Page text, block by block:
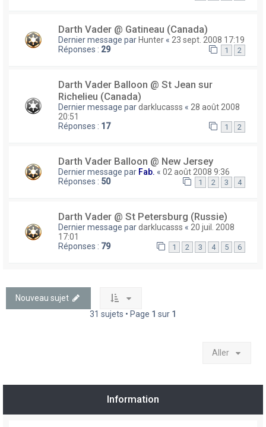
Darth Vader @ Gatineau (Canada)
Dernier message parHunter « 23 sept. 2008 17:19
Réponses : 29 1 2
Darth Vader Balloon @ St Jean sur
Richelieu (Canada)
Dernier message pardarklucasss « 28 août 2008
20:51
Réponses : 17 1 2
Darth Vader Balloon @ New Jersey
Dernier message par Fab. « 02 août 2008 9:36
Réponses : 50 1 2 3 4
Darth Vader @ St Petersburg (Russie)
Dernier message pardarklucasss « 20 juil. 2008
17:01
Réponses : 79 1 2 3 4 5 6
Nouveau sujet
31 sujets • Page 1 sur 1
Aller
Information